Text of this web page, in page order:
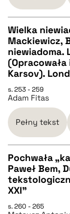
pobierz cytat
CZYSTY TEKST
pobierz cytat
BIBTEX
pobierz cytat
Wielka
Mackiewicz,
niewiadoma.
Karsov).
s. 253 - 259
Adam Fitas
Pełny tekst
CZYSTY TEKST
pobierz cytat
Pochwała
Paweł Bem,
XXI”
s. 260 - 265